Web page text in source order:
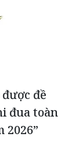
đề
đua toàn
2026”